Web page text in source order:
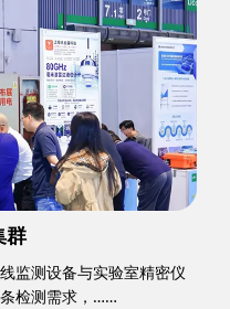
群
监测设备与实验室精密仪
检测需求，……